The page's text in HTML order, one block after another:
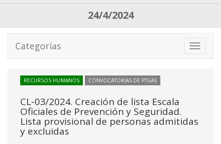
24/4/2024
Toggle
Categorías
RECURSOS HUMANOS CONVOCATORIAS DE PTGAS
CL-03/2024. Creación de lista Escala
Oficiales de Prevención y Seguridad.
Lista provisional de personas admitidas
y excluidas